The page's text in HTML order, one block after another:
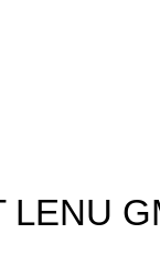
LENU